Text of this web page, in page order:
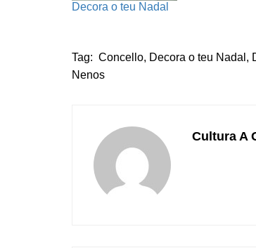
Decora o teu Nadal
Tag: Concello, Decora o teu Nadal ,
Nenos
Cultura A